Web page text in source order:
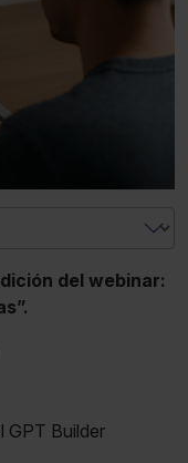
del webinar:
GPT Builder